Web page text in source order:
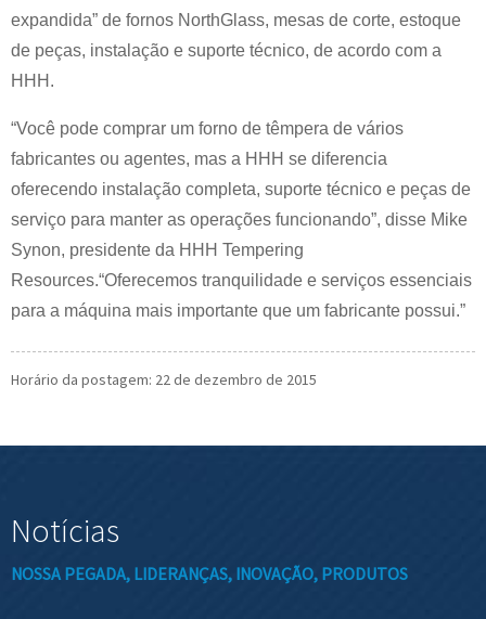
expandida” de fornos NorthGlass, mesas de corte, estoque
de peças, instalação e suporte técnico, de acordo com a
HHH.
“Você pode comprar um forno de têmpera de vários
fabricantes ou agentes, mas a HHH se diferencia
oferecendo instalação completa, suporte técnico e peças de
serviço para manter as operações funcionando”, disse Mike
Synon, presidente da HHH Tempering
Resources.“Oferecemos tranquilidade e serviços essenciais
para a máquina mais importante que um fabricante possui.”
Horário da postagem: 22 de dezembro de 2015
Notícias
NOSSA PEGADA, LIDERANÇAS, INOVAÇÃO, PRODUTOS